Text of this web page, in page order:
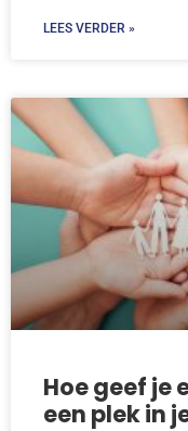
LEES VERDER »
Hoe geef je
een plek in